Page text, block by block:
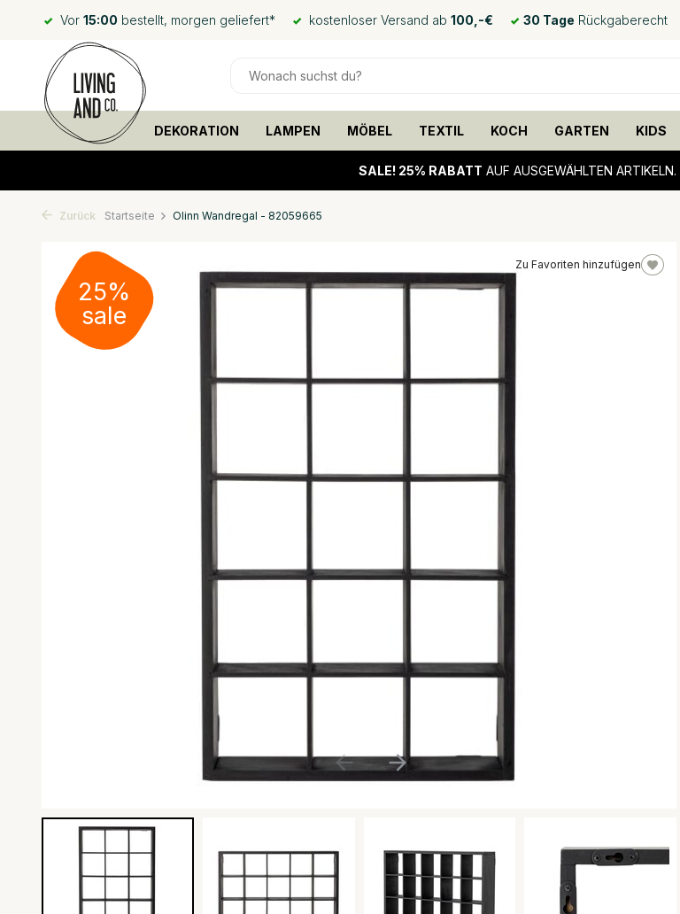
Vor 15:00 bestellt, morgen geliefert* kostenloser Versand ab 100,-€ 30 Tage Rückgaberecht
DEKORATION LAMPEN MÖBEL TEXTIL KOCH GARTEN KIDS
SALE! 25% RABATT AUF AUSGEWÄHLTEN ARTIKELN.
Zurück Startseite Olinn Wandregal - 82059665
Zu Favoriten hinzufügen
25%
sale